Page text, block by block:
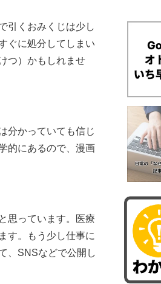
引くおみくじは少し
ぐに処分してしまい
つ）かもしれませ
分かっていても信じ
的にあるので、漫画
思っています。医療
す。もう少し仕事に
、SNSなどで公開し